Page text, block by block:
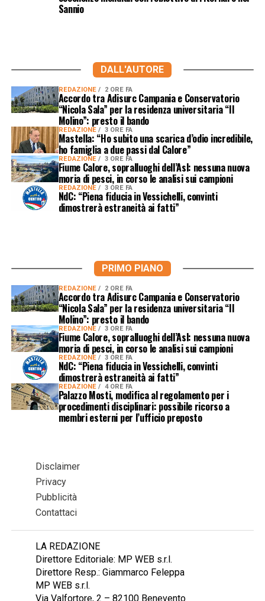
Sannio
DALL'AUTORE
REDAZIONE 2 ORE FA
Accordo tra Adisurc Campania e Conservatorio
“Nicola Sala” per la residenza universitaria “Il
Molino”: presto il bando
REDAZIONE 3 ORE FA
Mastella: “Ho subito una scarica d’odio incredibile,
ho famiglia a due passi dal Calore”
REDAZIONE 3 ORE FA
Fiume Calore, sopralluoghi dell’Asl: nessuna nuova
moria di pesci, in corso le analisi sui campioni
REDAZIONE 3 ORE FA
NdC: “Piena fiducia in Vessichelli, convinti
dimostrerà estraneità ai fatti”
PRIMO PIANO
REDAZIONE 2 ORE FA
Accordo tra Adisurc Campania e Conservatorio
“Nicola Sala” per la residenza universitaria “Il
Molino”: presto il bando
REDAZIONE 3 ORE FA
Fiume Calore, sopralluoghi dell’Asl: nessuna nuova
moria di pesci, in corso le analisi sui campioni
REDAZIONE 3 ORE FA
NdC: “Piena fiducia in Vessichelli, convinti
dimostrerà estraneità ai fatti”
REDAZIONE 4 ORE FA
Palazzo Mosti, modifica al regolamento per i
procedimenti disciplinari: possibile ricorso a
membri esterni per l’ufficio preposto
Disclaimer
Privacy
Pubblicità
Contattaci
LA REDAZIONE
Direttore Editoriale: MP WEB s.r.l.
Direttore Resp.: Giammarco Feleppa
MP WEB s.r.l.
Via Valfortore, 2 – 82100 Benevento